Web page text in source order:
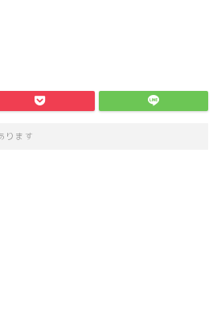
ります